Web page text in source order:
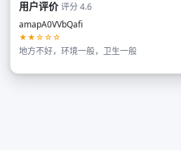
用户评价评分 4.6
amapA0VVbQafi
★★☆☆☆
地方不好，环境一般，卫生一般